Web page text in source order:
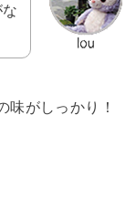
味がしっかり！